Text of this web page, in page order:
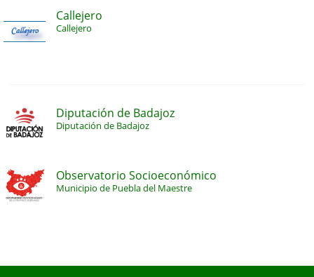
Callejero
Callejero
Diputación de Badajoz
Diputación de Badajoz
Observatorio Socioeconómico
Municipio de Puebla del Maestre